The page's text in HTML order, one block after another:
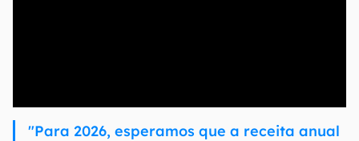
"Para 2026, esperamos que a receita anual